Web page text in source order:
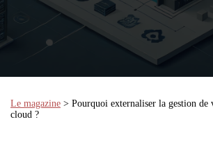
Le magazine > Pourquoi externaliser la gestion de
cloud ?